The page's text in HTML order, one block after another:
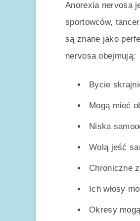
Anorexia nervosa
sportowców,
są znane jako
nervosa obejmują:
Bycie
Mogą mieć
Niska
Wolą jeść
Chroniczne
Ich włosy
Okresy